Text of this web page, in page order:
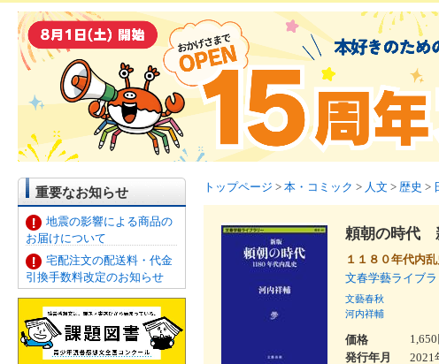
重要なお知らせ
地震の影響による商品の
お届けについて
宅配注文の配送料・代金
引換手数料改定のお知らせ
トップページ > 本・コミック > 人文 > 歴史 >
頼朝の時代
１１８０年代内乱
文春学藝ライ
文藝春秋
河内祥輔
価格
発行年月
2021